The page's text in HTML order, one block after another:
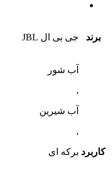
برند جی بی ال JBL
کاربرد
آب شور
,
آب شیرین
,
برکه ای